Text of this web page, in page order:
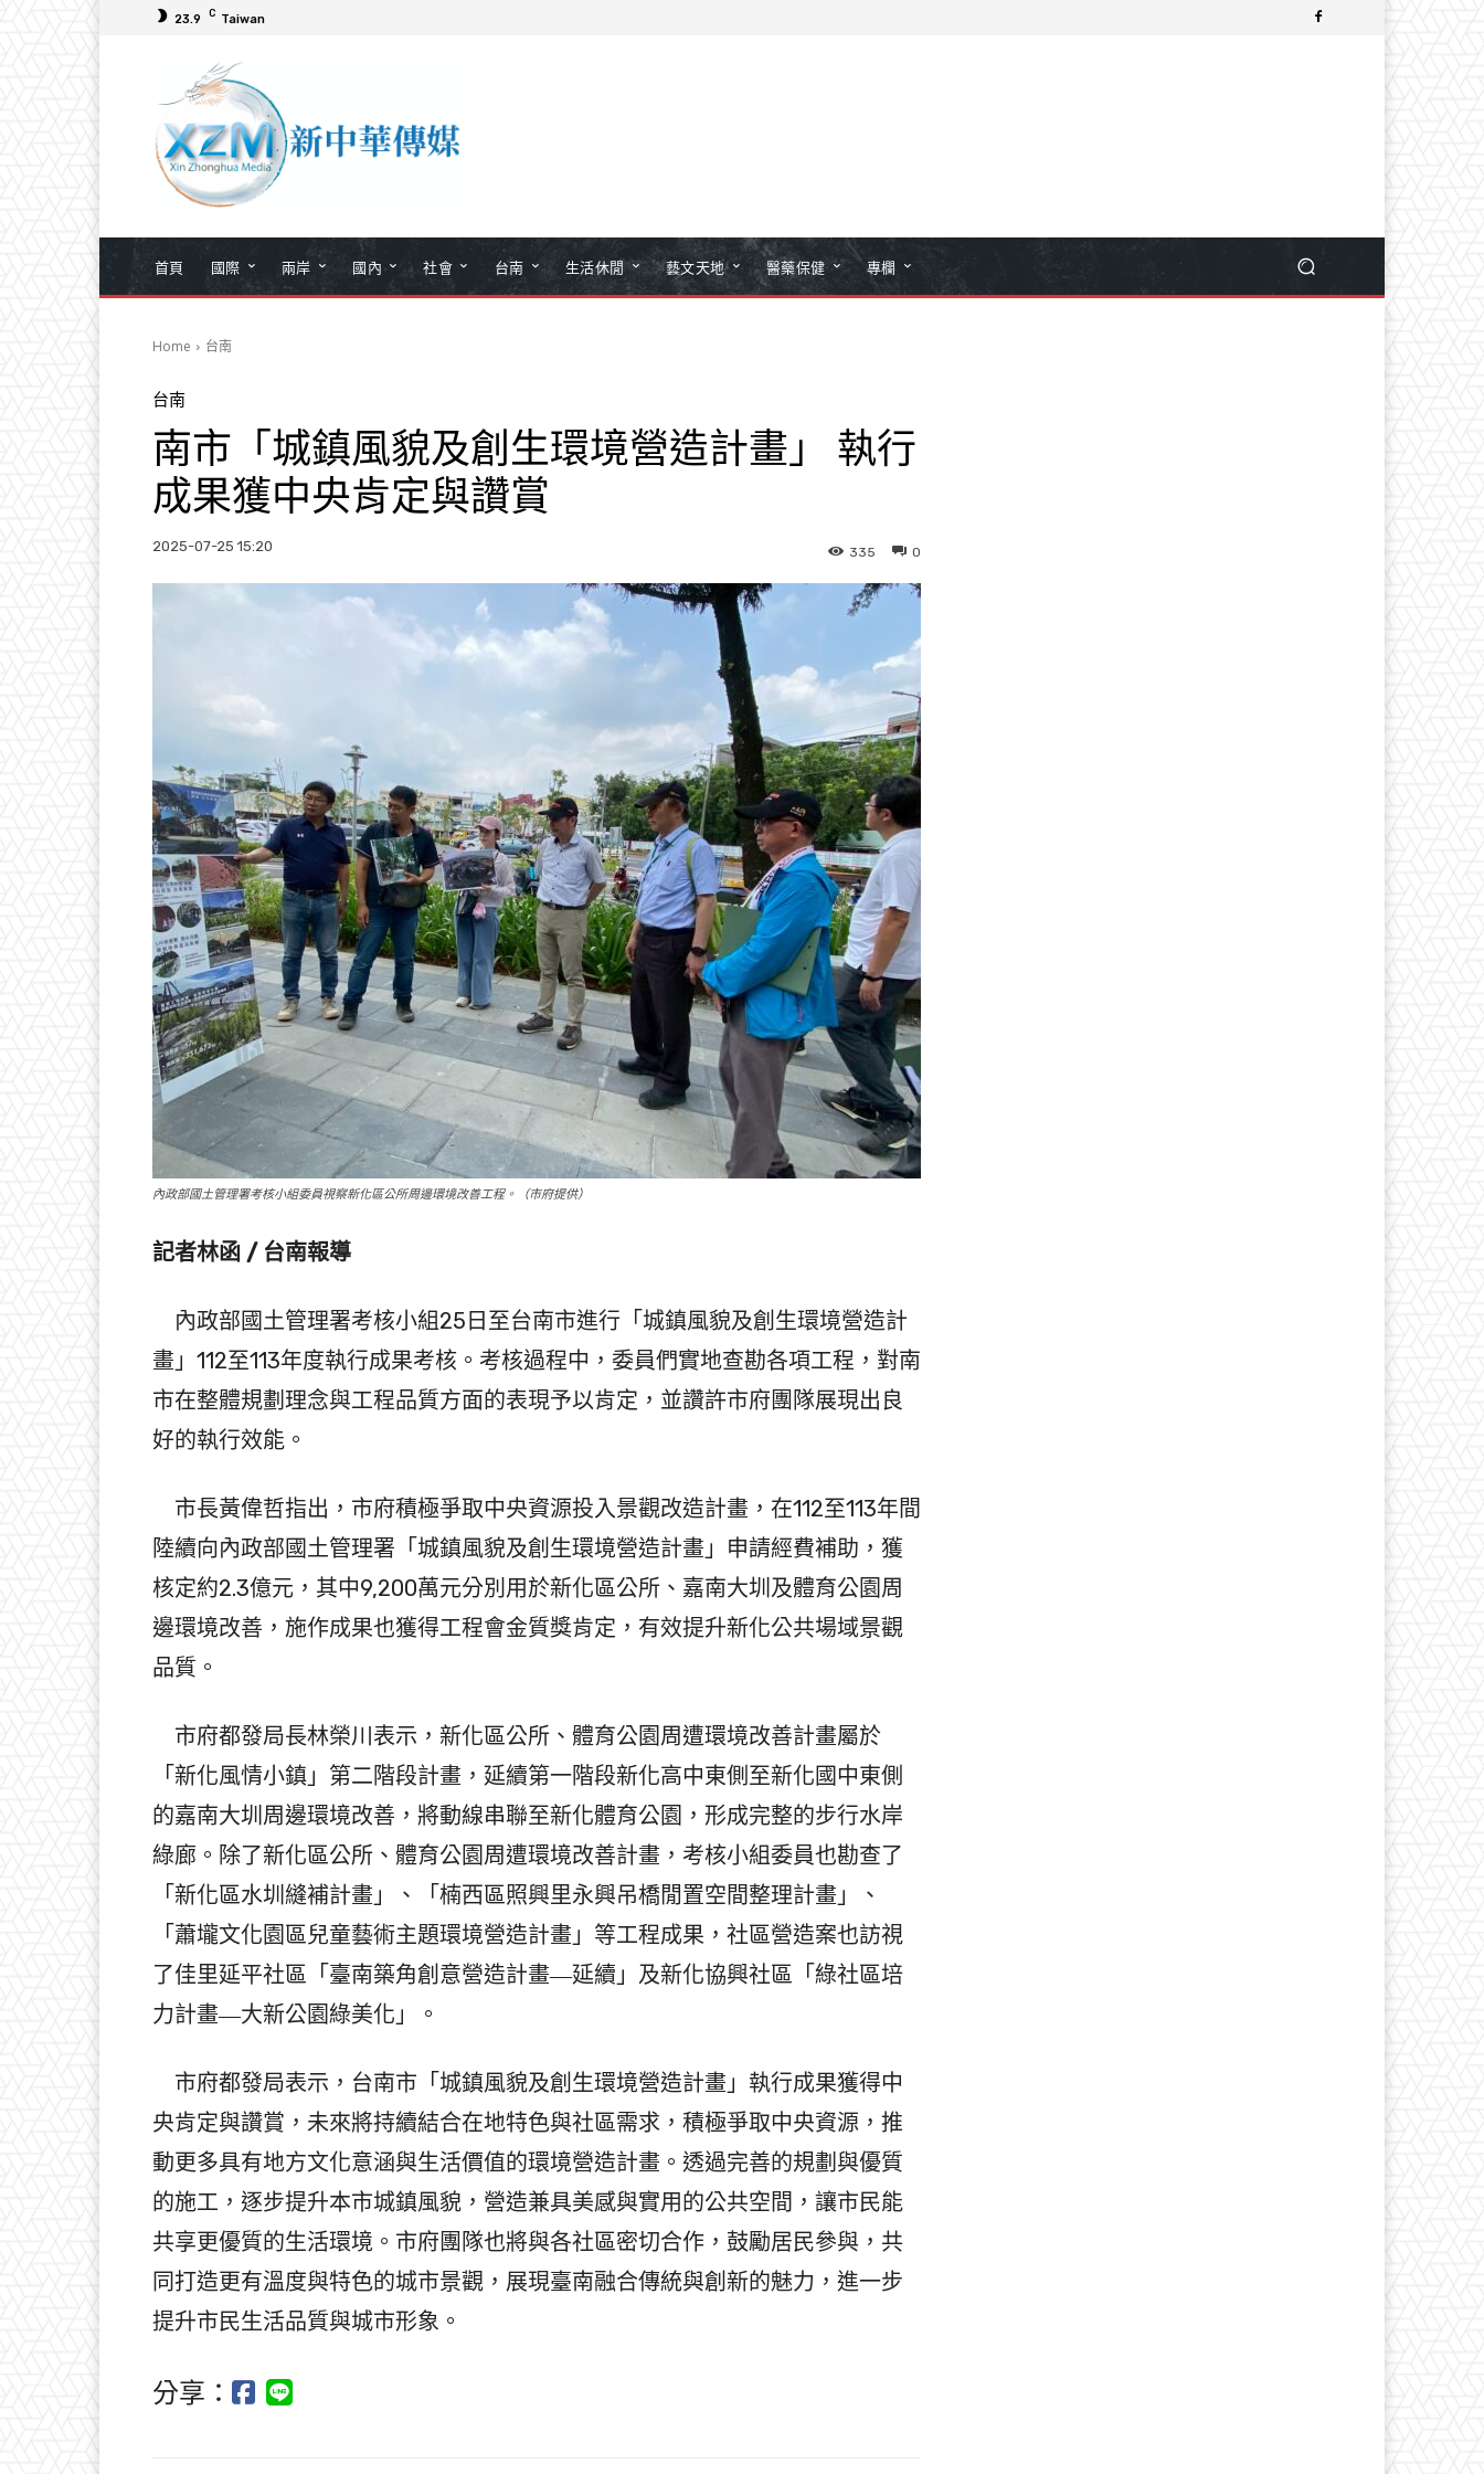
23.9 C Taiwan
首頁 國際 兩岸 國內 社會 台南 生活休閒 藝文天地 醫藥保健 專欄
Home 台南
台南
南市「城鎮風貌及創生環境營造計畫」 執行
成果獲中央肯定與讚賞
2025-07-25 15:20 0
335
內政部國土管理署考核小組委員視察新化區公所周邊環境改善工程。（市府提供）
記者林函 / 台南報導
內政部國土管理署考核小組25日至台南市進行「城鎮風貌及創生環境營造計
畫」112至113年度執行成果考核。考核過程中，委員們實地查勘各項工程，對南
市在整體規劃理念與工程品質方面的表現予以肯定，並讚許市府團隊展現出良
好的執行效能。
市長黃偉哲指出，市府積極爭取中央資源投入景觀改造計畫，在112至113年間
陸續向內政部國土管理署「城鎮風貌及創生環境營造計畫」申請經費補助，獲
核定約2.3億元，其中9,200萬元分別用於新化區公所、嘉南大圳及體育公園周
邊環境改善，施作成果也獲得工程會金質獎肯定，有效提升新化公共場域景觀
品質。
市府都發局長林榮川表示，新化區公所、體育公園周遭環境改善計畫屬於
「新化風情小鎮」第二階段計畫，延續第一階段新化高中東側至新化國中東側
的嘉南大圳周邊環境改善，將動線串聯至新化體育公園，形成完整的步行水岸
綠廊。除了新化區公所、體育公園周遭環境改善計畫，考核小組委員也勘查了
「新化區水圳縫補計畫」、「楠西區照興里永興吊橋閒置空間整理計畫」、
「蕭壠文化園區兒童藝術主題環境營造計畫」等工程成果，社區營造案也訪視
了佳里延平社區「臺南築角創意營造計畫―延續」及新化協興社區「綠社區培
力計畫―大新公園綠美化」。
市府都發局表示，台南市「城鎮風貌及創生環境營造計畫」執行成果獲得中
央肯定與讚賞，未來將持續結合在地特色與社區需求，積極爭取中央資源，推
動更多具有地方文化意涵與生活價值的環境營造計畫。透過完善的規劃與優質
的施工，逐步提升本市城鎮風貌，營造兼具美感與實用的公共空間，讓市民能
共享更優質的生活環境。市府團隊也將與各社區密切合作，鼓勵居民參與，共
同打造更有溫度與特色的城市景觀，展現臺南融合傳統與創新的魅力，進一步
提升市民生活品質與城市形象。
分享：